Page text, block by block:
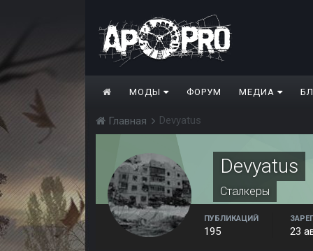
МОДЫ ФОРУМ МЕДИА
Главная Devyatus
Devyatus
Сталкеры
ПУБЛИКАЦИЙ
195 23